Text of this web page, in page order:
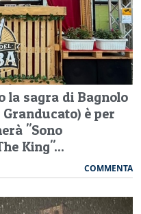
la sagra di Bagnolo
è per
"Sono
King"...
COMMENTA